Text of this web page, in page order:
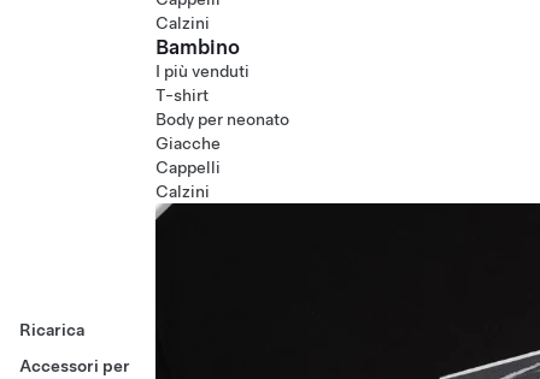
Ricarica
Accessori per
Calzini
Bambino
I più venduti
T-shirt
Body per neonato
Giacche
Cappelli
Calzini